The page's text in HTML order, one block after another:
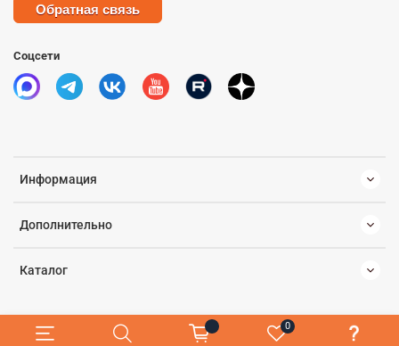
Информация
Дополнительно
Каталог
Обратная связь
Соцсети
0